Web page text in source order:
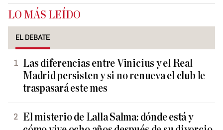
LO MÁS LEÍDO
EL DEBATE
Las diferencias entre Vinicius y el Real
Madrid persisten y si no renueva el club le
traspasará este mes
El misterio de Lalla Salma: dónde está y